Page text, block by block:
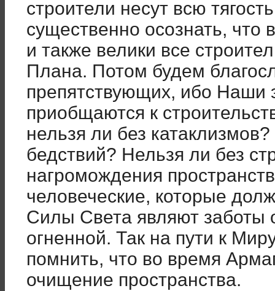
строители несут всю
существенно осознать, что
и также велики все
Плана. Потом будем
препятствующих, ибо Наши
приобщаются к
нельзя ли без
бедствий? Нельзя ли без
нагромождения
человеческие, которые
Силы Света являют заботы
огненной. Так на пути к
помнить, что во время
очищение пространства.